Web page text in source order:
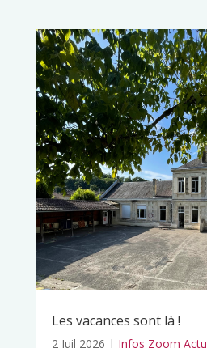
Les vacances sont là !
2 Juil 2026 | Infos Zoom Actu